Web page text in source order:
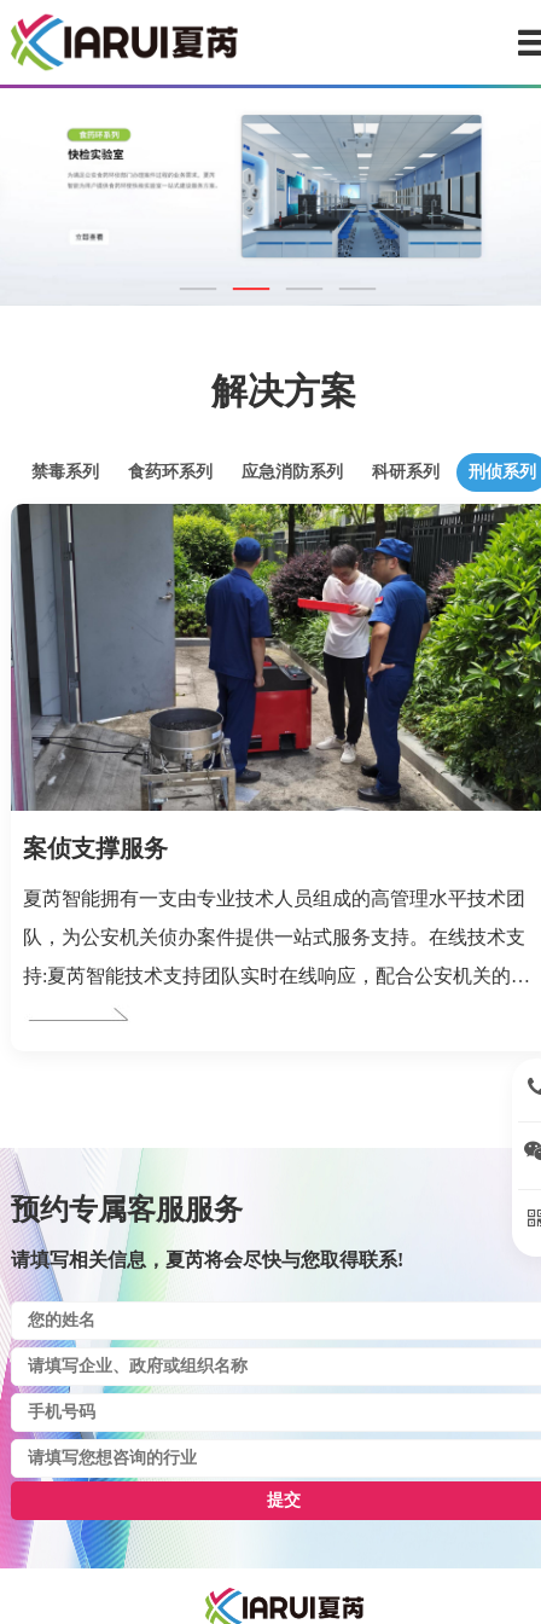
解决方案
禁毒系列 食药环系列 应急消防系列 科研系列 刑侦系列
案侦支撑服务
夏芮智能拥有一支由专业技术人员组成的高管理水平技术团
队，为公安机关侦办案件提供一站式服务支持。在线技术支
持:夏芮智能技术支持团队实时在线响应，配合公安机关的办
案需求，为用户摸排线索、侦办案件等提供在线技术咨询与
用户提供科学、客观、公正的司法鉴定服务，服务网络辐射
全国各地，便捷高效送检，协助公安机关固定关键证据。
预约专属客服服务
请填写相关信息，夏芮将会尽快与您取得联系!
提交